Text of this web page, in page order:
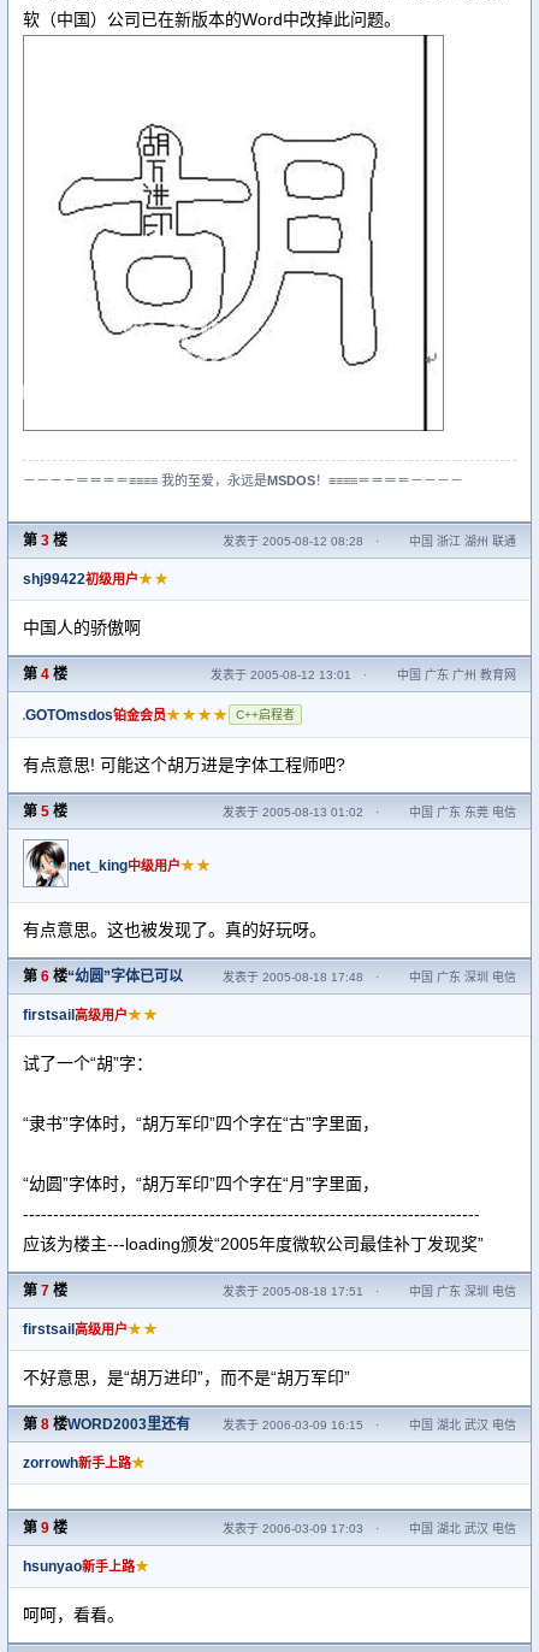
软（中国）公司已在新版本的Word中改掉此问题。
－－－－＝＝＝＝≡≡≡≡ 我的至爱，永远是MSDOS！≡≡≡≡＝＝＝＝－－－－
第 3 楼 发表于 2005-08-12 08:28 · 中国 浙江 湖州 联通
shj99422初级用户★★
中国人的骄傲啊
第 4 楼 发表于 2005-08-12 13:01 · 中国 广东 广州 教育网
GOTOmsdos铂金会员★★★★ C++启程者
有点意思! 可能这个胡万进是字体工程师吧?
第 5 楼 发表于 2005-08-13 01:02 · 中国 广东 东莞 电信
net_king中级用户★★
有点意思。这也被发现了。真的好玩呀。
第 6 楼“幼圆”字体已可以 发表于 2005-08-18 17:48 · 中国 广东 深圳 电信
firstsail 高级用户★★
试了一个“胡”字：
“隶书”字体时，“胡万军印”四个字在“古”字里面，
“幼圆”字体时，“胡万军印”四个字在“月”字里面，
----------------------------------------------------------------------------
应该为楼主---loading颁发“2005年度微软公司最佳补丁发现奖”
第 7 楼 发表于 2005-08-18 17:51 · 中国 广东 深圳 电信
firstsail 高级用户★★
不好意思，是“胡万进印”，而不是“胡万军印”
第 8 楼WORD2003里还有 发表于 2006-03-09 16:15 · 中国 湖北 武汉 电信
zorrowh新手上路★
第 9 楼 发表于 2006-03-09 17:03 · 中国 湖北 武汉 电信
hsunyao新手上路★
呵呵，看看。